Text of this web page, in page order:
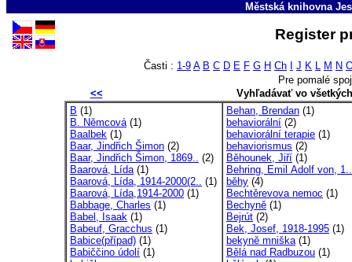
Městská knihovna
Register
Časti : 1-9 A B C D E F G H Ch J K L M N
Pre pomalé
<<
Vyhľadávať vo
B (1)
B. Němcová(1)
Baalbek (1)
Baar, Jindřich Šimon (2)
Baar, Jindřich Šimon, 1869.. (2)
Baarová, Lída(1)
Baarová, Lída, 1914-2000(2.. (1)
Baarová, Lída,1914-2000 (1)
Babbage, Charles (1)
Babel, Isaak (1)
Babeuf, Gracchus (1)
Babice(případ) (1)
Babiččino údolí (1)
Behan, Brendan (1)
behaviorální (2)
behaviorální terapie (1)
behaviorismus (2)
Běhounek, Jiří (1)
Behring, Emil Adolf von, 1..
běhy (4)
Bechtěrevova nemoc (1)
Bechyně (1)
Bejrút (2)
Bek, Josef, 1918-1995 (1)
bekyně mniška(1)
Bělá nad Radbuzou (1)